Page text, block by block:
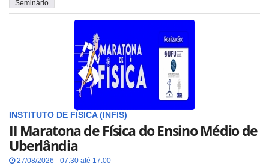
Seminário
INSTITUTO DE FÍSICA (INFIS)
II Maratona de Física do Ensino Médio de
Uberlândia
27/08/2026 - 07:30 até 17:00